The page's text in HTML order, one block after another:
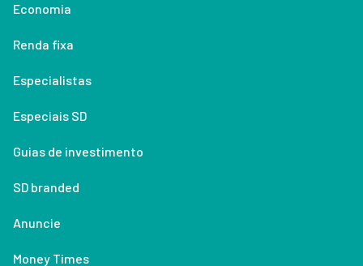
Economia
Renda fixa
Especialistas
Especiais SD
Guias de investimento
SD branded
Anuncie
Money Times